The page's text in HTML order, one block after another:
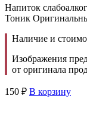
Напиток
Тоник
Наличие и
Изображения
от оригинала
150 ₽ В корзину